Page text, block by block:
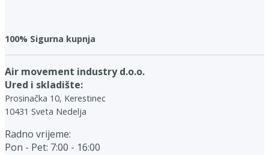
100% Sigurna kupnja
Air movement industry d.o.o.
Ured i skladište:
Prosinačka 10, Kerestinec
10431 Sveta Nedelja
Radno vrijeme:
Pon - Pet: 7:00 - 16:00